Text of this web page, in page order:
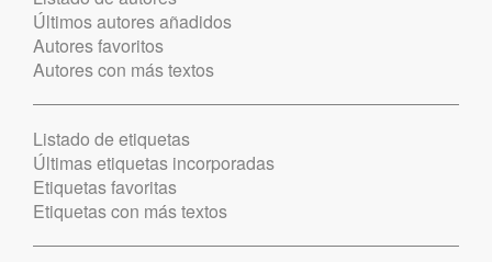
Últimos autores añadidos
Autores favoritos
Autores con más textos
Listado de etiquetas
Últimas etiquetas incorporadas
Etiquetas favoritas
Etiquetas con más textos